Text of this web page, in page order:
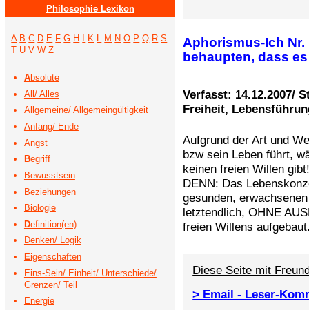
Philosophie Lexikon
A B C D E F G H K L M N O P Q R S
T U V W Z
Absolute
All/ Alles
Allgemeine/ Allgemeingültigkeit
Anfang/ Ende
Angst
Begriff
Bewusstsein
Beziehungen
Biologie
Definition(en)
Denken/ Logik
Eigenschaften
Eins-Sein/ Einheit/ Unterschiede/
Grenzen/ Teil
Energie
Aphorismus-Ich
behaupten, dass
Verfasst: 14.12.2007/
Freiheit,
Aufgrund der Art und
bzw sein Leben führt,
keinen freien Willen
DENN: Das
gesunden,
letztendlich, OHNE
freien Willens
Diese Seite mit
> Email - Leser-